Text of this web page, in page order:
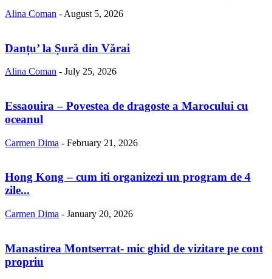
Alina Coman - August 5, 2026
Danțu’ la Șură din Vărai
Alina Coman - July 25, 2026
Essaouira – Povestea de dragoste a Marocului cu
oceanul
Carmen Dima - February 21, 2026
Hong Kong – cum iti organizezi un program de 4
zile...
Carmen Dima - January 20, 2026
Manastirea Montserrat- mic ghid de vizitare pe cont
propriu